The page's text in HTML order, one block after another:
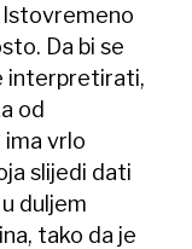
Istovremeno
Da bi se
interpretirati,
od
ima vrlo
slijedi dati
duljem
tako da je